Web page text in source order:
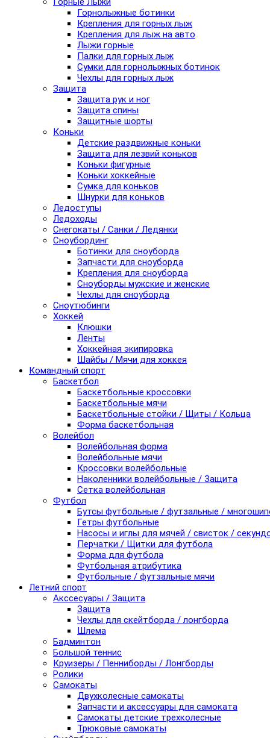
Горнолыжные ботинки
Крепления для горных лыж
Крепления для лыж на авто
Лыжи горные
Палки для горных лыж
Сумки для горнолыжных ботинок
Чехлы для горных лыж
Защита
Защита рук и ног
Защита спины
Защитные шорты
Коньки
Детские раздвижные коньки
Защита для лезвий коньков
Коньки фигурные
Коньки хоккейные
Сумка для коньков
Шнурки для коньков
Ледоступы
Ледоходы
Снегокаты / Санки / Ледянки
Сноубординг
Ботинки для сноуборда
Запчасти для сноуборда
Крепления для сноуборда
Сноуборды мужские и женские
Чехлы для сноуборда
Сноутюбинги
Хоккей
Клюшки
Ленты
Хоккейная экипировка
Шайбы / Мячи для хоккея
Командный спорт
Баскетбол
Баскетбольные кроссовки
Баскетбольные мячи
Баскетбольные стойки / Щиты / Кольца
Форма баскетбольная
Волейбол
Волейбольная форма
Волейбольные мячи
Кроссовки волейбольные
Наколенники волейбольные / Защита
Сетка волейбольная
Футбол
Бутсы футбольные / футзальные /
Гетры футбольные
Насосы и иглы для мячей / свисток /
Перчатки / Щитки для футбола
Форма для футбола
Футбольная атрибутика
Футбольные / футзальные мячи
Летний спорт
Акссесуары / Защита
Защита
Чехлы для скейтборда / лонгборда
Шлема
Бадминтон
Большой теннис
Круизеры / Пенниборды / Лонгборды
Ролики
Самокаты
Двухколесные самокаты
Запчасти и аксессуары для самоката
Самокаты детские трехколесные
Трюковые самокаты